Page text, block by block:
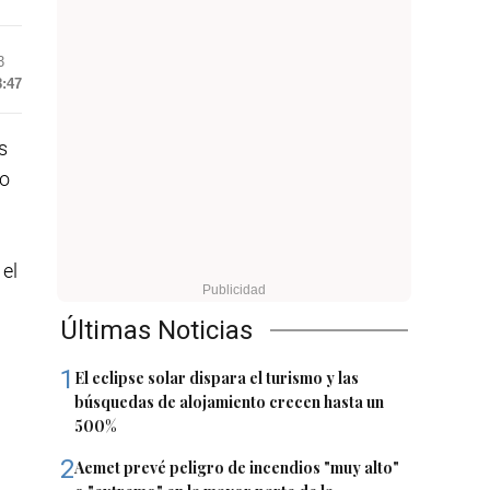
Últimas Noticias
1 El eclipse solar dispara el turismo y las
búsquedas de alojamiento crecen hasta un
500%
2Aemet prevé peligro de incendios "muy alto"